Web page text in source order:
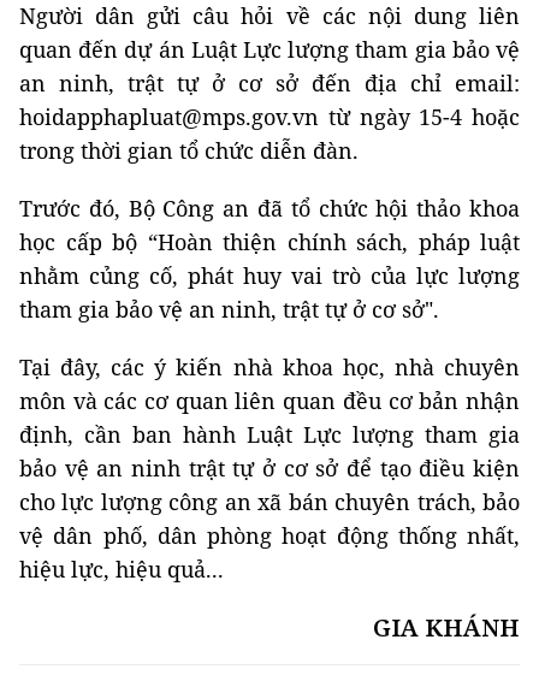
Người dân gửi câu hỏi về các nội dung liên
quan đến dự án Luật Lực lượng tham gia bảo vệ
an ninh, trật tự ở cơ sở đến địa chỉ email:
hoidapphapluat@mps.gov.vn từ ngày 15-4 hoặc
trong thời gian tổ chức diễn đàn.
Trước đó, Bộ Công an đã tổ chức hội thảo khoa
học cấp bộ “Hoàn thiện chính sách, pháp luật
nhằm củng cố, phát huy vai trò của lực lượng
tham gia bảo vệ an ninh, trật tự ở cơ sở".
Tại đây, các ý kiến nhà khoa học, nhà chuyên
môn và các cơ quan liên quan đều cơ bản nhận
định, cần ban hành Luật Lực lượng tham gia
bảo vệ an ninh trật tự ở cơ sở để tạo điều kiện
cho lực lượng công an xã bán chuyên trách, bảo
vệ dân phố, dân phòng hoạt động thống nhất,
hiệu lực, hiệu quả...
GIA KHÁNH